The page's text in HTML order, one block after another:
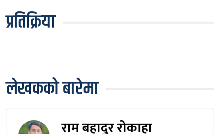
प्रतिक्रिया
लेखकको बारेमा
राम बहादुर रोकाहा